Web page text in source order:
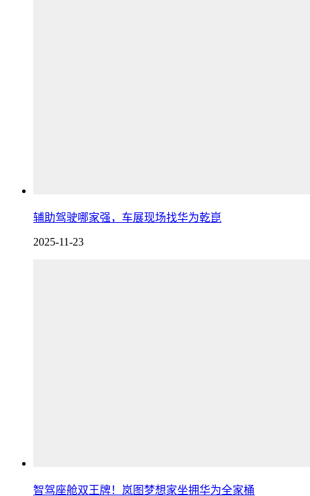
辅助驾驶哪家强，车展现场找华为乾崑
2025-11-23
智驾座舱双王牌！岚图梦想家坐拥华为全家桶